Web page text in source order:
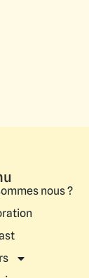
nous ?